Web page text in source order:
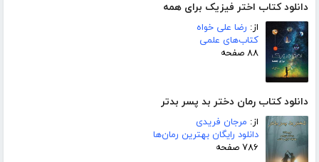
دانلود کتاب اختر فیزیک برای همه
از: رضا علی خواه
کتاب‌های علمی
۸۸ صفحه
دانلود کتاب رمان دختر بد پسر بدتر
از: مرجان فریدی
دانلود رایگان بهترین رمان‌ها
۷۸۶ صفحه